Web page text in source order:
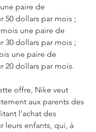
paire de
50 dollars par mois ;
une paire de
30 dollars par mois ;
une paire de
20 dollars par mois.
offre, Nike veut
aux parents des
l’achat des
leurs enfants, qui, à